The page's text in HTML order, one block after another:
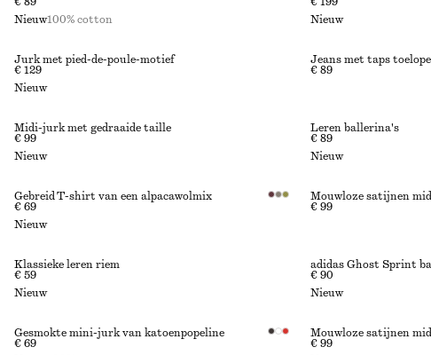
Nieuw100% cotton
Nieuw
Jurk met pied-de-poule-motief
€ 129
Nieuw
Jeans met taps
€ 89
Midi-jurk met gedraaide taille
€ 99
Nieuw
Leren ballerina's
€ 89
Nieuw
Gebreid T-shirt van een alpacawolmix
€ 69
Nieuw
Mouwloze satijnen
€ 99
Klassieke leren riem
€ 59
Nieuw
adidas Ghost Sprint
€ 90
Nieuw
Gesmokte mini-jurk van katoenpopeline
€ 69
Mouwloze satijnen
€ 99